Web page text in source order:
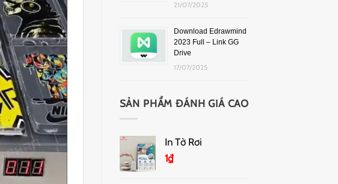
21/07/2025
Download Edrawmind
2023 Full – Link GG
Drive
17/07/2025
SẢN PHẨM ĐÁNH GIÁ CAO
In Tờ Rơi
1₫